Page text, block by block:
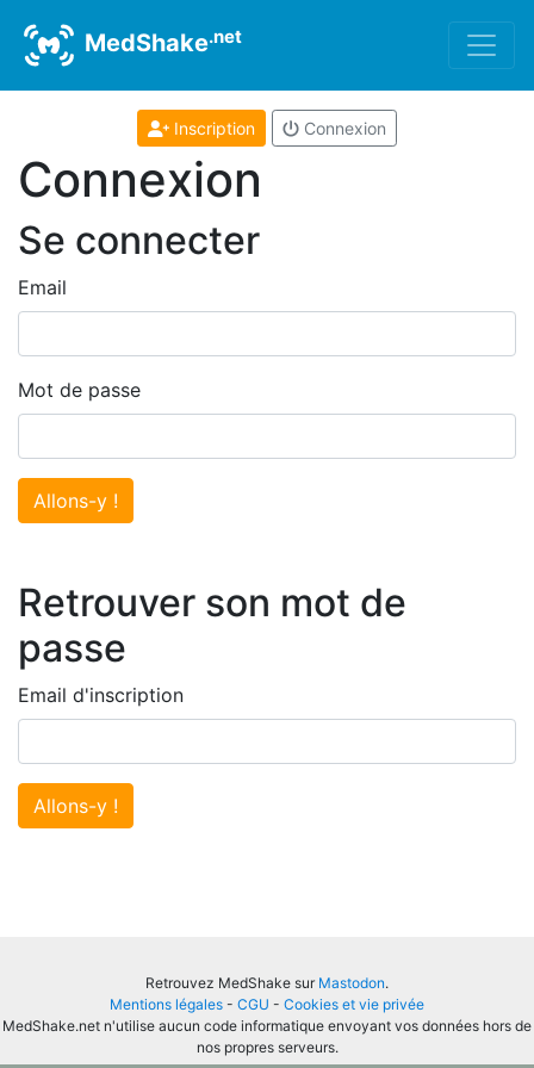
MedShake.net
Inscription Connexion
Connexion
Se connecter
Email
Mot de passe
Allons-y !
Retrouver son mot de
passe
Email d'inscription
Allons-y !
Retrouvez MedShake sur Mastodon.
Mentions légales - CGU - Cookies et vie privée
MedShake.net n'utilise aucun code informatique envoyant vos données hors de
nos propres serveurs.